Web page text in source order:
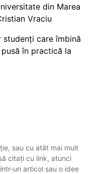
din Marea
Vraciu
studenți care îmbină
în practică la
sau cu atât mai mult
citați cu link, atunci
un articol sau o idee